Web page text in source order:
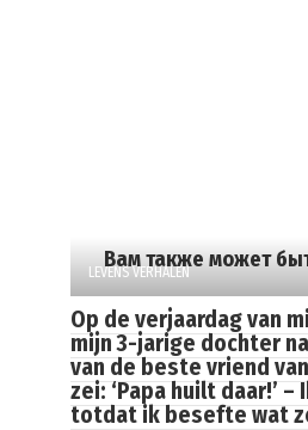
Вам также может
LEVENS VERHALEN
Op de verjaardag van
mijn 3-jarige dochter
van de beste vriend
zei: ‘Papa huilt daar!’
totdat ik besefte wat